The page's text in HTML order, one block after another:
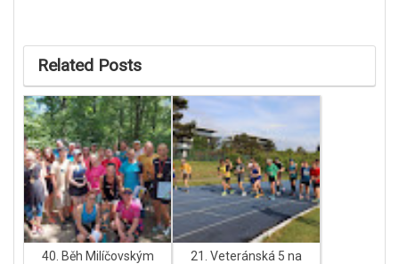
Related Posts
40. Běh Milíčovským
21. Veteránská 5 na